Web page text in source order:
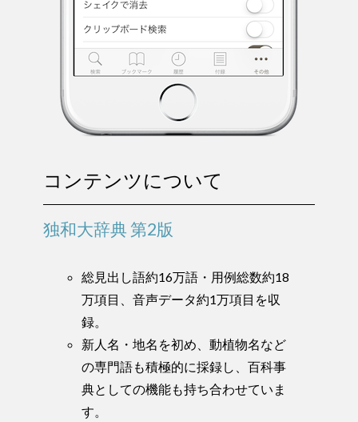
コンテンツについて
独和大辞典 第2版
総見出し語約16万語・用例総数約18
万項目、音声データ約1万項目を収
録。
新人名・地名を初め、動植物名など
の専門語も積極的に採録し、百科事
典としての機能も持ち合わせていま
す。